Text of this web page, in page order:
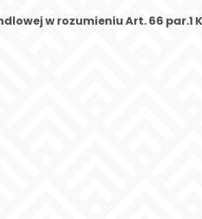
w rozumieniu Art. 66 par.1